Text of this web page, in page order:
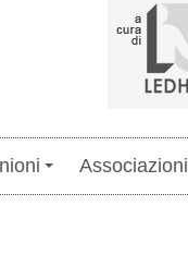
Associazioni